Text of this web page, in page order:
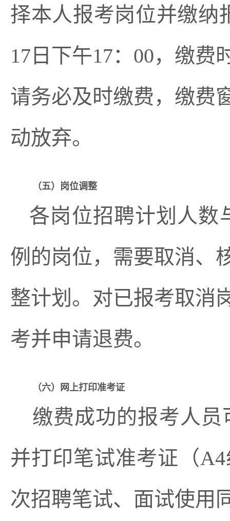
择本人报考岗位并缴纳
17 日下午17：00，缴费
请务必及时缴费， 缴费
动放弃。
（五）岗位调整
各岗位招聘计划人数
例的岗位，需要取消、
整计划。对已报考取消
考并申请退费。
（六）网上打印准考证
缴费成功的报考人员
并打印笔试准考证（
次招聘笔试、面试使用